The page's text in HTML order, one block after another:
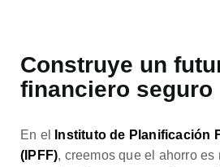
Construye un
financiero seguro
En el
Instituto de Planificación
(IPFF), creemos que el ahorro es